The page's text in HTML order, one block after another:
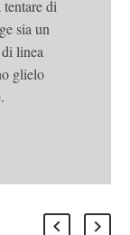
tentare di
sia un
linea
glielo